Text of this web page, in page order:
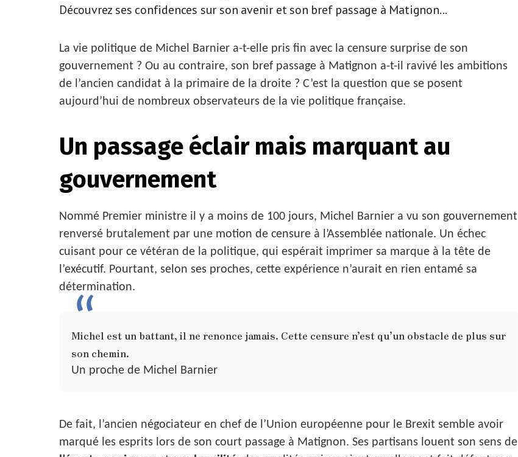
Découvrez ses confidences sur son avenir et son bref passage à Matignon...
La vie politique de Michel Barnier a-t-elle pris fin avec la censure surprise de son
gouvernement ? Ou au contraire, son bref passage à Matignon a-t-il ravivé les ambitions
de l’ancien candidat à la primaire de la droite ? C’est la question que se posent
aujourd’hui de nombreux observateurs de la vie politique française.
Un passage éclair mais marquant au
gouvernement
Nommé Premier ministre il y a moins de 100 jours, Michel Barnier a vu son gouvernement
renversé brutalement par une motion de censure à l’Assemblée nationale. Un échec
cuisant pour ce vétéran de la politique, qui espérait imprimer sa marque à la tête de
l’exécutif. Pourtant, selon ses proches, cette expérience n’aurait en rien entamé sa
détermination.
Michel est un battant, il ne renonce jamais. Cette censure n’est qu’un obstacle de plus sur
son chemin.
Un proche de Michel Barnier
De fait, l’ancien négociateur en chef de l’Union européenne pour le Brexit semble avoir
marqué les esprits lors de son court passage à Matignon. Ses partisans louent son sens de